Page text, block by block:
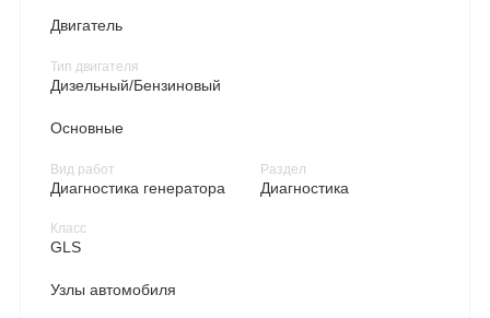
Двигатель
Тип двигателя
Дизельный/Бензиновый
Основные
Вид работ
Диагностика генератора
Класс
GLS
Раздел
Диагностика
Узлы автомобиля